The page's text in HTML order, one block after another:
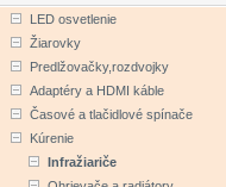
LED osvetlenie
Žiarovky
Predlžovačky,rozdvojky
Adaptéry a HDMI káble
Časové a tlačidlové spínače
Kúrenie
Infražiariče